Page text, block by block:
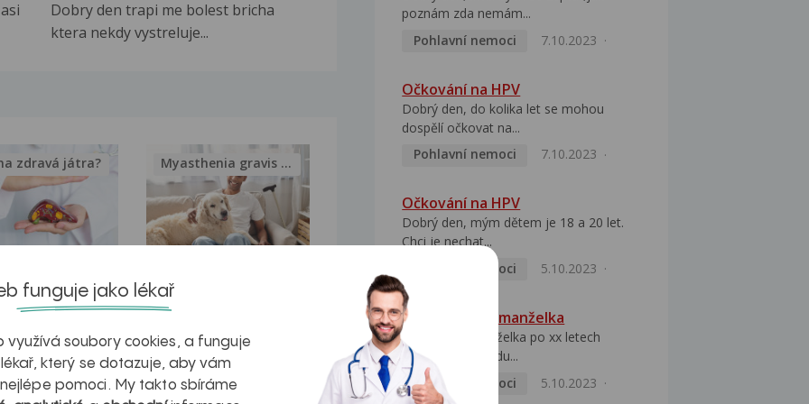
Dobry den trapi me bolest bricha
ktera nekdy vystreluje...
zdravá játra?
Inovativní
myastenie –
naděje pro ty,
Myasthenia gravis – vše, co...
poznám zda nemám...
Pohlavní nemoci
7.10.2023
Očkování na HPV
Dobrý den, do kolika let se mohou
dospělí očkovat na...
Pohlavní nemoci
7.10.2023
Očkování na HPV
Dobrý den, mým dětem je 18 a 20 let.
Chci je nechat...
Pohlavní nemoci
5.10.2023
HPV pozitivní manželka
Dobrý den, manželka po xx letech
přivezla z Východu...
Pohlavní nemoci
5.10.2023
funguje jako lékař
využívá soubory cookies, a funguje
který se dotazuje, aby vám
pomoci. My takto sbíráme